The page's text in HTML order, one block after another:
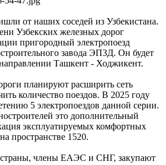
от наших соседей из Узбекистана.
Узбекских железных дорог
пригородный электропоезд
завода ЭП3Д. Он будет
Ташкент - Ходжикент.
планируют расширить сеть
количество поездов. В 2025 году
5 электропоездов данной серии.
это дополнительный
эксплуатируемых комфортных
пространстве 1520.
члены ЕАЭС и СНГ, закупают